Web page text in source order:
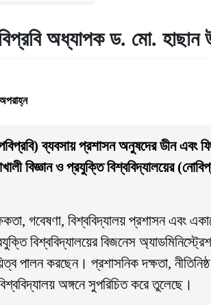
অধ্যাপক ড. মো. হাছান
ব্যবসায় প্রশাসন অনুষদের ডীন এবং
বিজ্ঞান ও প্রযুক্তি বিশ্ববিদ্যালয়ের
গবেষণা, বিশ্ববিদ্যালয় প্রশাসন এবং
বিশ্ববিদ্যালয়ের বিজনেস
পালন করছেন। প্রশাসনিক দক্ষতা,
অঙ্গনে সুপরিচিত করে তুলেছে।